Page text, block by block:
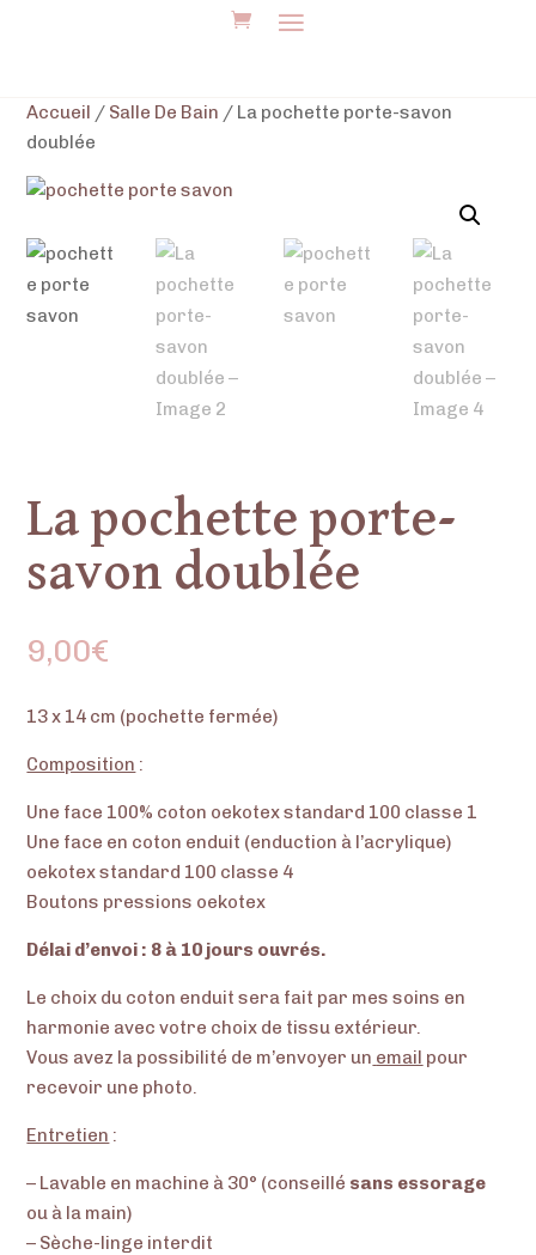
Accueil / Salle De Bain / La pochette porte-savon
doublée
La pochette porte-
savon doublée
9,00€
13 x 14 cm (pochette fermée)
Composition :
Une face 100% coton oekotex standard 100 classe 1
Une face en coton enduit (enduction à l’acrylique)
oekotex standard 100 classe 4
Boutons pressions oekotex
Délai d’envoi : 8 à 10 jours ouvrés.
Le choix du coton enduit sera fait par mes soins en
harmonie avec votre choix de tissu extérieur.
Vous avez la possibilité de m’envoyer un email pour
recevoir une photo.
Entretien :
– Lavable en machine à 30° (conseillé sans essorage
ou à la main)
– Sèche-linge interdit